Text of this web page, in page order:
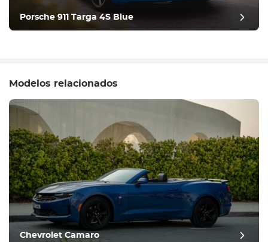
Porsche 911 Targa 4S Blue
Modelos relacionados
Chevrolet Camaro